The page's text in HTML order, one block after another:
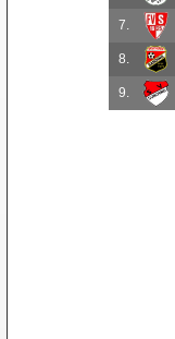
7.
8.
9.